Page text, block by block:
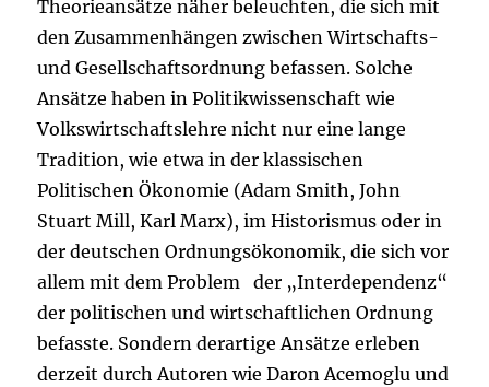
Theorieansätze näher beleuchten, die sich mit
den Zusammenhängen zwischen Wirtschafts-
und Gesellschaftsordnung befassen. Solche
Ansätze haben in Politikwissenschaft wie
Volkswirtschaftslehre nicht nur eine lange
Tradition, wie etwa in der klassischen
Politischen Ökonomie (Adam Smith, John
Stuart Mill, Karl Marx), im Historismus oder in
der deutschen Ordnungsökonomik, die sich vor
allem mit dem Problem der „Interdependenz“
der politischen und wirtschaftlichen Ordnung
befasste. Sondern derartige Ansätze erleben
derzeit durch Autoren wie Daron Acemoglu und